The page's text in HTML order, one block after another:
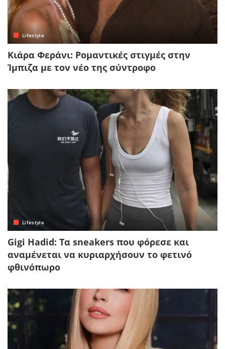
Lifestyle
Κιάρα Φεράνι: Ρομαντικές στιγμές στην
Ίμπιζα με τον νέο της σύντροφο
Lifestyle
Gigi Hadid: Τα sneakers που φόρεσε και
αναμένεται να κυριαρχήσουν το φετινό
φθινόπωρο